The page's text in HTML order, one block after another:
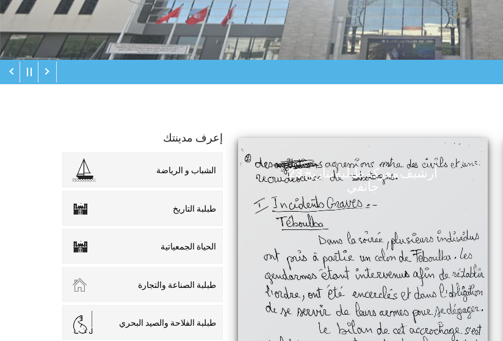
أرشيف معركة طبلبة بتاريخ 23
جانفي
إعرف مدينتك
الشباب و الرياضة
طبلبة التاريخ
الحياة الجمعياتية
طبلبة الصناعة والتجارة
طبلبة الفلاحة والصيد البحري